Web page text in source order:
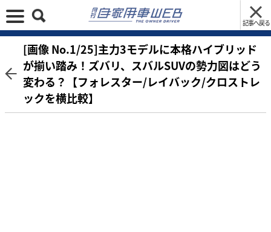
記事へ戻る
[画像 No.1/25]主力3モデルに本格ハイブリッド
が揃い踏み！ズバリ、スバルSUVの勢力図はどう
変わる？【フォレスター/レイバック/クロストレ
ックを横比較】